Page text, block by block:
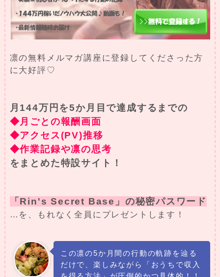
凛の無料メルマガ講座に登録してくださった方
に大好評♡
月144万円を5か月目で達成するまでの
◆月ごとの報酬画面
◆アクセス(PV)推移
◆作業記録や凛の思考
をまとめた特設サイト！
「Rin's Secret Base」の秘密パスワード
…を、もれなく全員にプレゼントします！
この凛の5か月間の行動の軌跡を辿る
だけで、楽しみながら「おうちで収入